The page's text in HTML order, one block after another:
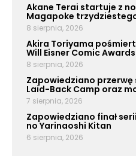
Akane Terai startuje z
Magapoke
8 sierpnia, 2026
Akira Toriyama
Will Eisner Comic
8 sierpnia, 2026
Zapowiedziano przerwę
Laid-Back Camp oraz
7 sierpnia, 2026
Zapowiedziano finał
no Yarinaoshi Kitan
6 sierpnia, 2026